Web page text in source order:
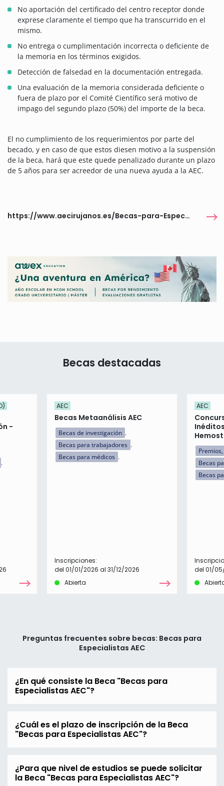
No aportación del certificado del centro receptor donde
exprese claramente el tiempo que ha transcurrido en el
mismo.
No entrega o cumplimentación incorrecta o deficiente de
la memoria en los términos exigidos.
Detección de falsedad en la documentación entregada.
Una evaluación de la memoria considerada deficiente o
fuera de plazo por el Comité Científico será motivo de
impago del segundo plazo (50%) del importe de la beca.
El no cumplimiento de los requerimientos por parte del
becado, y en caso de que estos diesen motivo a la suspensión
de la beca, hará que este quede penalizado durante un plazo
de 5 años para ser acreedor de una nueva ayuda a la AEC.
https://www.aecirujanos.es/Becas-para-Especialistas_es_104_0_0_542_550_551.html
Becas destacadas
-
AEC
Becas Metaanálisis AEC
Becas de investigación
Becas para trabajadores
Becas para médicos
Inscripciones:
del 01/01/2026 al 31/12/2026
Abierta
AEC
Becas
Becas
del 01/
Preguntas frecuentes sobre becas: Becas para
Especialistas AEC
¿En qué consiste la Beca "Becas para
Especialistas AEC"?
¿Cuál es el plazo de inscripción de la Beca
"Becas para Especialistas AEC"?
¿Para que nivel de estudios se puede solicitar
la Beca "Becas para Especialistas AEC"?